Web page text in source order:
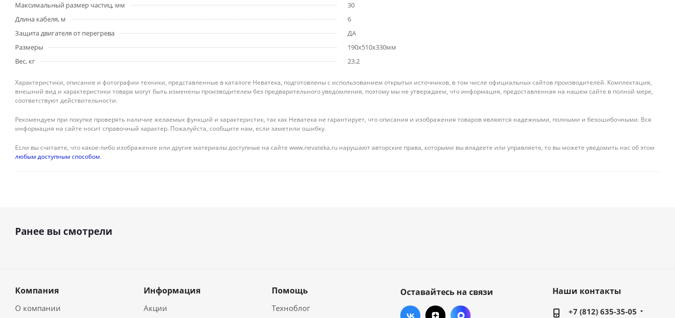
Максимальный размер частиц, мм
30
Длина кабеля, м
6
Защита двигателя от перегрева
ДА
Размеры
190x510x330мм
Вес, кг
23.2
Характеристики, описание и фотографии техники, представленные в каталоге Неватека, подготовлены с использованием открытых источников, в том числе официальных сайтов производителей. Комплектация,
внешний вид и характеристики товара могут быть изменены производителем без предварительного уведомления, поэтому мы не утверждаем, что информация, предоставленная на нашем сайте в полной мере,
соответствуют действительности.
Рекомендуем при покупке проверять наличие желаемых функций и характеристик, так как Неватека не гарантирует, что описания и изображения товаров являются надежными, полными и безошибочными. Вся
информация на сайте носит справочный характер. Пожалуйста, сообщите нам, если заметили ошибку.
Если вы считаете, что какое-либо изображение или другие материалы доступные на сайте www.nevateka.ru нарушают авторские права, которыми вы владеете или управляете, то вы можете уведомить нас об этом
любым доступным способом.
Ранее вы смотрели
Компания
О компании
Информация
Акции
Помощь
Техноблог
Оставайтесь на связи Наши контакты
+7 (812) 635-35-05